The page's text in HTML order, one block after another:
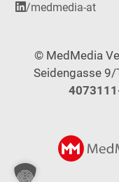
/medmedia-at
© MedMedia
Seidengasse 9/